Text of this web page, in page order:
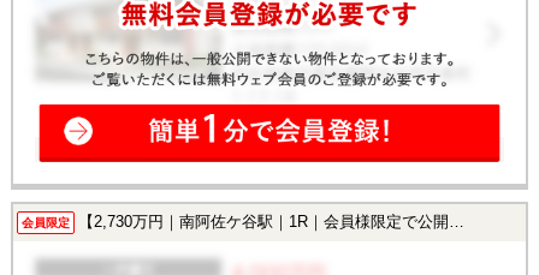
会員限定 【2,730万円｜南阿佐ケ谷駅｜1R｜会員様限定で公開中！】